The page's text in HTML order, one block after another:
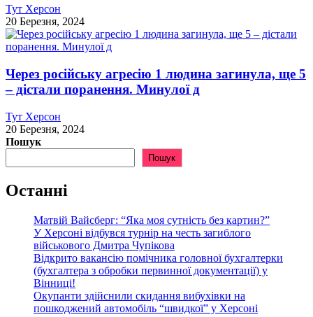
Тут Херсон
20 Березня, 2024
Через російську агресію 1 людина загинула, ще 5
– дістали поранення. Минулої д
Тут Херсон
20 Березня, 2024
Пошук
Пошук
Останні
Матвій Вайсберг: “Яка моя сутність без картин?”
У Херсоні відбувся турнір на честь загиблого
військового Дмитра Чупікова
Відкрито вакансію помічника головної бухгалтерки
(бухгалтера з обробки первинної документації) у
Вінниці!
Окупанти здійснили скидання вибухівки на
пошкоджений автомобіль “швидкої” у Херсоні